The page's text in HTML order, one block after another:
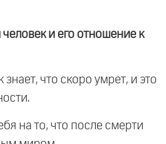
и его отношение к
что скоро умрет, и это
на то, что после смерти